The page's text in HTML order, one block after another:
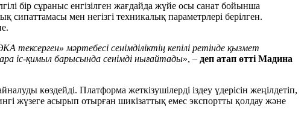
бір сұраныс енгізілген жағдайда жүйе осы санат бойынша
сипаттамасы мен негізгі техникалық параметрлері берілген.
мәртебесі сенімділіктің кепілі ретінде қызмет
іс-қимыл барысында сенімді нығайтады», – деп атап өтті Мадина
көздейді. Платформа жеткізушілерді іздеу үдерісін жеңілдетіп,
жүзеге асырып отырған шикізаттық емес экспортты қолдау және